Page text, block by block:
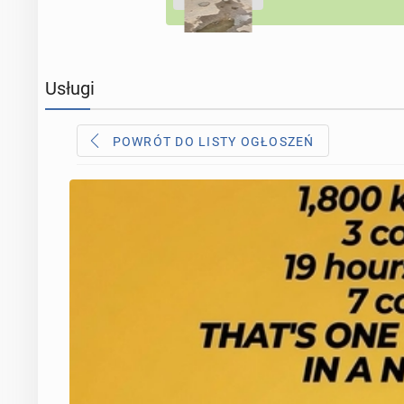
Usługi
POWRÓT DO LISTY OGŁOSZEŃ